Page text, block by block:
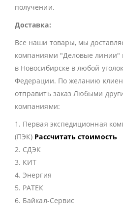
получении.
Доставка:
Все наши товары, мы
компаниями "Деловые линии"
в Новосибирске в любой
Федерации. По желанию
отправить заказ Любыми
компаниями:
1. Первая экспедиционная
(ПЭК) Рассчитать стоимость
2. СДЭК
3. КИТ
4. Энергия
5. РАТЕК
6. Байкал-Сервис